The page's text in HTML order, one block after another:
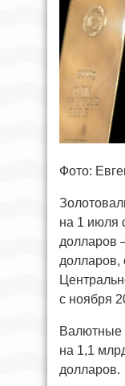
Фото:
на 1 июля
долларов
долларов,
с ноября
Валютные
на 1,1
долларов.